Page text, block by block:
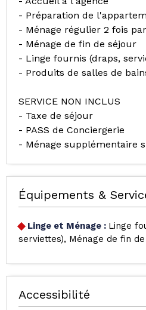
- Préparation de
- Ménage régulier 2 fois
- Ménage de fin de séjour
- Linge fournis (draps,
- Produits de salles de
SERVICE NON INCLUS
- Taxe de séjour
- PASS de Conciergerie
- Ménage supplémentaire
Équipements &
Linge et Ménage : Linge
serviettes)
Ménage de fin
Accessibilité